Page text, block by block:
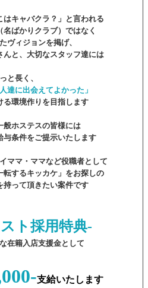
はキャバクラ？」と言われる
名ばかりクラブ）ではなく
ヴィジョンを掲げ、
んと、大切なスタッフ達には
と長く、
達に出会えてよかった」
る環境作りを目指します
般ホステスの皆様には
与条件をご提示いたします
ママ・ママなど役職者として
転するキッカケ」をお探しの
持って頂きたい案件です
ト採用特典-
在籍入店支援金として
支給いたします